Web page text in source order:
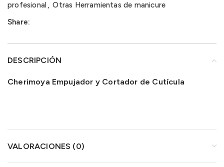
profesional , Otras Herramientas de manicure
Share:
DESCRIPCIÓN
Cherimoya Empujador y Cortador de Cutícula
VALORACIONES (0)